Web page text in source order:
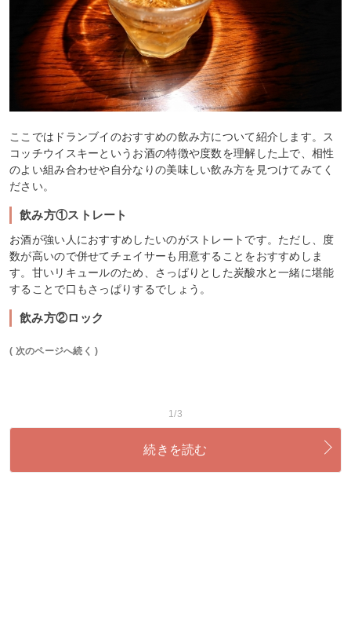
ここではドランブイのおすすめの飲み方について紹介します。ス
コッチウイスキーというお酒の特徴や度数を理解した上で、相性
のよい組み合わせや自分なりの美味しい飲み方を見つけてみてく
ださい。
飲み方①ストレート
お酒が強い人におすすめしたいのがストレートです。ただし、度
数が高いので併せてチェイサーも用意することをおすすめしま
す。甘いリキュールのため、さっぱりとした炭酸水と一緒に堪能
することで口もさっぱりするでしょう。
飲み方②ロック
( 次のページへ続く )
1/3
続きを読む